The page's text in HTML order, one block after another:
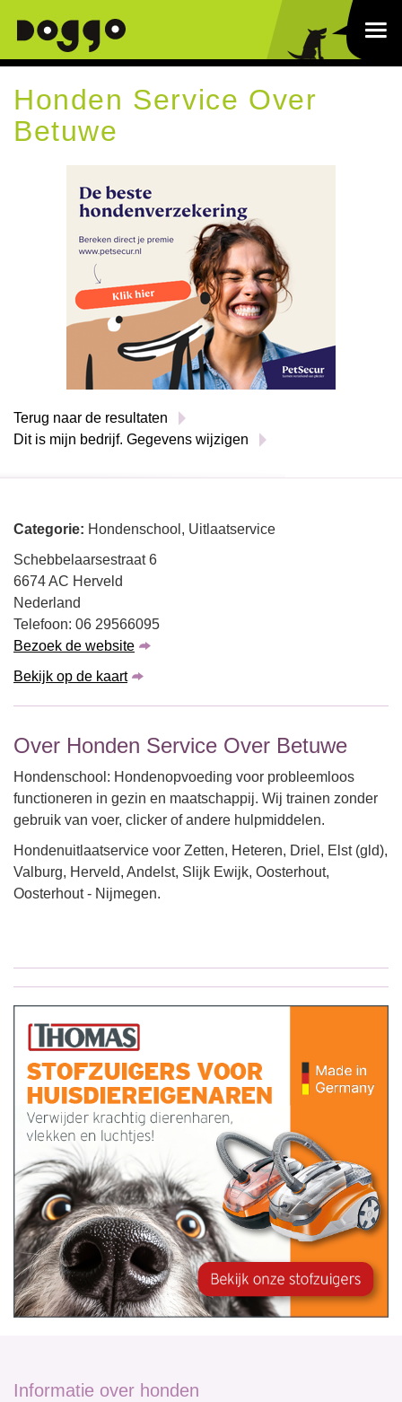
Honden Service Over
Betuwe
Terug naar de resultaten
Dit is mijn bedrijf. Gegevens wijzigen
Categorie: Hondenschool, Uitlaatservice
Schebbelaarsestraat 6
6674 AC Herveld
Nederland
Telefoon: 06 29566095
Bezoek de website
Bekijk op de kaart
Over Honden Service Over Betuwe
Hondenschool: Hondenopvoeding voor probleemloos
functioneren in gezin en maatschappij. Wij trainen zonder
gebruik van voer, clicker of andere hulpmiddelen.
Hondenuitlaatservice voor Zetten, Heteren, Driel, Elst (gld),
Valburg, Herveld, Andelst, Slijk Ewijk, Oosterhout,
Oosterhout - Nijmegen.
Informatie over honden